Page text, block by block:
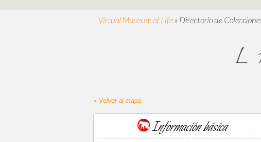
Virtual Museum of Life » Directorio de
L
« Volver al mapa
Información básica